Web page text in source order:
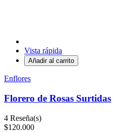
Vista rápida
Añadir al carrito
Enflores
Florero de Rosas Surtidas
4 Reseña(s)
$120.000